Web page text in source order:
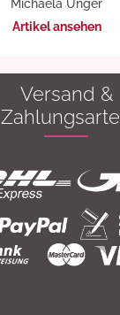
Michaela Unger
Artikel ansehen
Versand &